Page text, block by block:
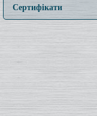
Сертифікати